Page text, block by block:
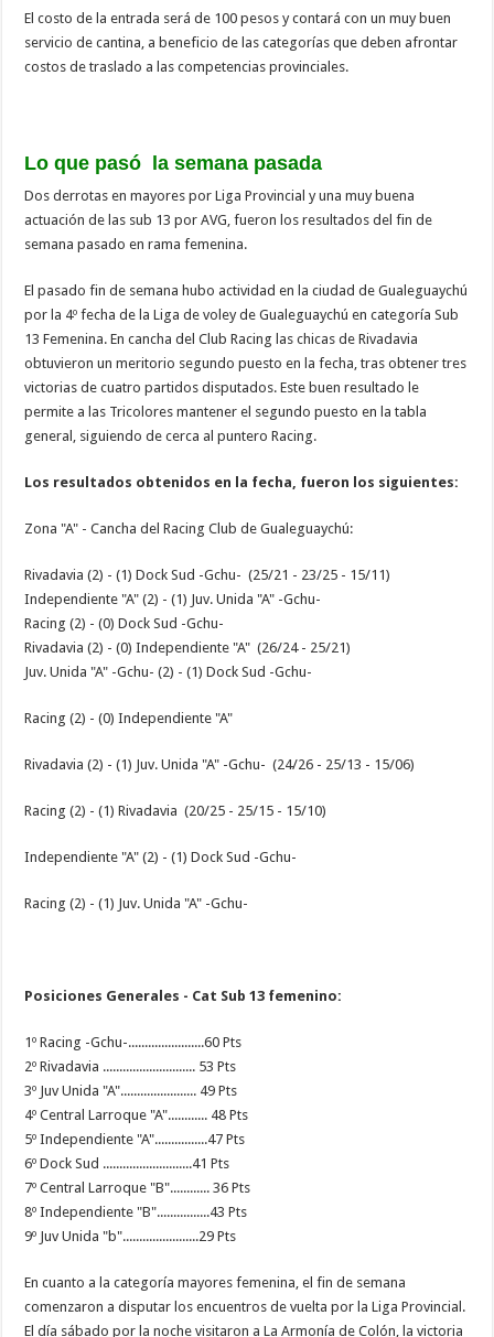
El costo de la entrada será de 100 pesos y contará con un muy buen
servicio de cantina, a beneficio de las categorías que deben afrontar
costos de traslado a las competencias provinciales.
Lo que pasó la semana pasada
Dos derrotas en mayores por Liga Provincial y una muy buena
actuación de las sub 13 por AVG, fueron los resultados del fin de
semana pasado en rama femenina.
El pasado fin de semana hubo actividad en la ciudad de Gualeguaychú
por la 4º fecha de la Liga de voley de Gualeguaychú en categoría Sub
13 Femenina. En cancha del Club Racing las chicas de Rivadavia
obtuvieron un meritorio segundo puesto en la fecha, tras obtener tres
victorias de cuatro partidos disputados. Este buen resultado le
permite a las Tricolores mantener el segundo puesto en la tabla
general, siguiendo de cerca al puntero Racing.
Los resultados obtenidos en la fecha, fueron los siguientes:
Zona "A" - Cancha del Racing Club de Gualeguaychú:
Rivadavia (2) - (1) Dock Sud -Gchu- (25/21 - 23/25 - 15/11)
Independiente "A" (2) - (1) Juv. Unida "A" -Gchu-
Racing (2) - (0) Dock Sud -Gchu-
Rivadavia (2) - (0) Independiente "A" (26/24 - 25/21)
Juv. Unida "A" -Gchu- (2) - (1) Dock Sud -Gchu-
Racing (2) - (0) Independiente "A"
Rivadavia (2) - (1) Juv. Unida "A" -Gchu- (24/26 - 25/13 - 15/06)
Racing (2) - (1) Rivadavia (20/25 - 25/15 - 15/10)
Independiente "A" (2) - (1) Dock Sud -Gchu-
Racing (2) - (1) Juv. Unida "A" -Gchu-
Posiciones Generales - Cat Sub 13 femenino:
1º Racing -Gchu-.......................60 Pts
2º Rivadavia ............................ 53 Pts
3º Juv Unida "A"....................... 49 Pts
4º Central Larroque "A"............ 48 Pts
5º Independiente "A"................47 Pts
6º Dock Sud ...........................41 Pts
7º Central Larroque "B"............ 36 Pts
8º Independiente "B"................43 Pts
9º Juv Unida "b".......................29 Pts
En cuanto a la categoría mayores femenina, el fin de semana
comenzaron a disputar los encuentros de vuelta por la Liga Provincial.
El día sábado por la noche visitaron a La Armonía de Colón, la victoria